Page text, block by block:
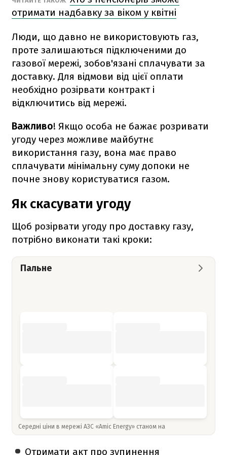
отримати надбавку за віком у квітні
Люди, що давно не використовують газ,
проте залишаються підключеними до
газової мережі, зобов'язані сплачувати за
доставку. Для відмови від цієї оплати
необхідно розірвати контракт і
відключитись від мережі.
Важливо! Якщо особа не бажає розривати
угоду через можливе майбутнє
використання газу, вона має право
сплачувати мінімальну суму допоки не
почне знову користуватися газом.
Як скасувати угоду
Щоб розірвати угоду про доставку газу,
потрібно виконати такі кроки:
Пальне
Середні ціни в мережі АЗС «Amic Energy» станом на
Отримати акт про зупинення